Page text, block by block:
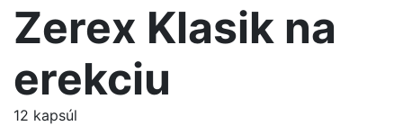
Zerex Klasik na
erekciu
12 kapsúl